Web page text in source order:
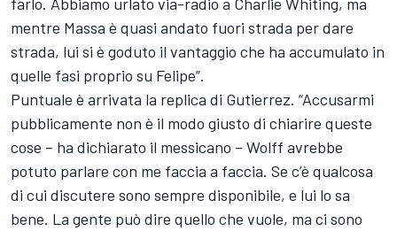
mentre Massa è quasi andato fuori strada per dare
strada, lui si è goduto il vantaggio che ha accumulato in
quelle fasi proprio su Felipe”.
Puntuale è arrivata la replica di Gutierrez. “Accusarmi
pubblicamente non è il modo giusto di chiarire queste
cose – ha dichiarato il messicano – Wolff avrebbe
potuto parlare con me faccia a faccia. Se c’è qualcosa
di cui discutere sono sempre disponibile, e lui lo sa
bene. La gente può dire quello che vuole, ma ci sono